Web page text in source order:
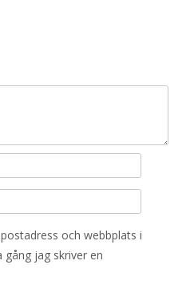
och webbplats i
gång jag skriver en